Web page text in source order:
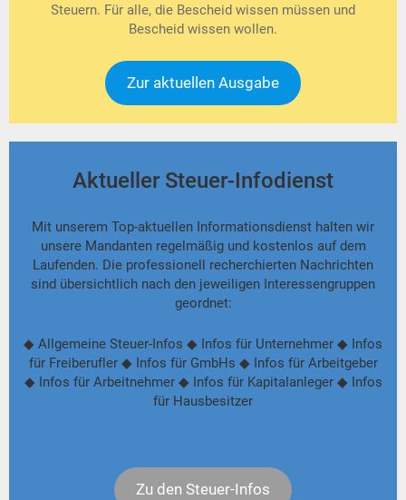
Steuern. Für alle, die Bescheid wissen müssen und
Bescheid wissen wollen.
Zur aktuellen Ausgabe
Aktueller Steuer-Infodienst
Mit unserem Top-aktuellen Informationsdienst halten wir
unsere Mandanten regelmäßig und kostenlos auf dem
Laufenden. Die professionell recherchierten Nachrichten
sind übersichtlich nach den jeweiligen Interessengruppen
geordnet:
◆ Allgemeine Steuer-Infos ◆ Infos für Unternehmer ◆ Infos
für Freiberufler ◆ Infos für GmbHs ◆ Infos für Arbeitgeber
◆ Infos für Arbeitnehmer ◆ Infos für Kapitalanleger ◆ Infos
für Hausbesitzer
Zu den Steuer-Infos